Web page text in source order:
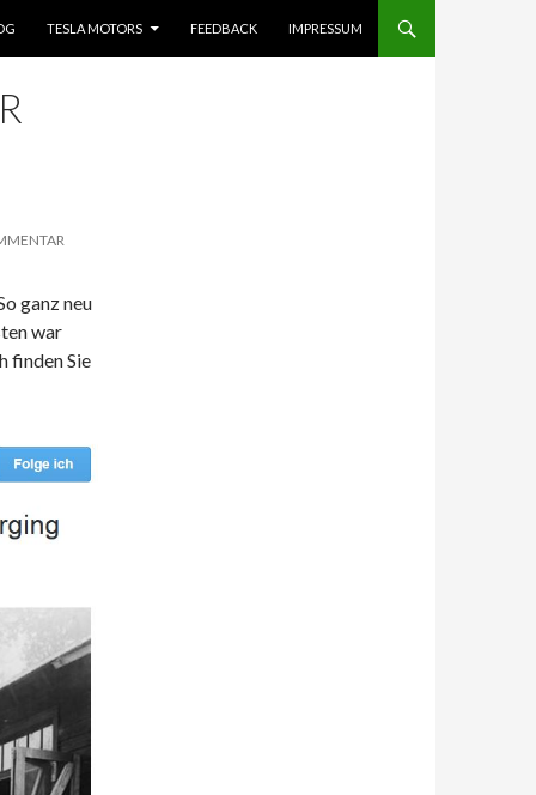
TESLA MOTORS FEEDBACK IMPRESSUM
ganz neu
war
finden Sie